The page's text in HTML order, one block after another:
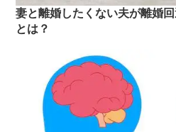
妻と離婚したくない夫が離婚
とは？